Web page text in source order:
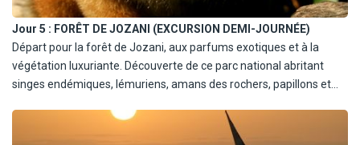
À partir du 1/11/26 : ILE DE KWALE ET LE LAGON BLEU
(EXCURSION JOURNÉE)
Naviguez jusqu'à l'île de Kwale pour un déjeuner de fruits de mer
et de homard, visitez un immense baobab et, si la marée le
permet, explorez le lagon bleu. Retour à terre sous les voiles
Retour à l'hôtel en fin d'après-midi. Dîner et nuit au JUMBO.
Jour 5 : FORÊT DE JOZANI (EXCURSION DEMI-JOURNÉE)
Départ pour la forêt de Jozani, aux parfums exotiques et à la
végétation luxuriante. Découverte de ce parc national abritant
singes endémiques, lémuriens, amans des rochers, papillons et
déjeuner. Après-midi libre. Dîner et nuit au JUMBO.